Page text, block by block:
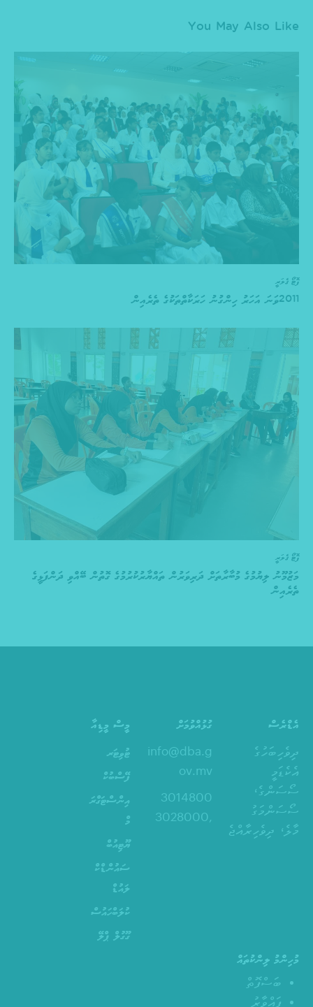
You May Also Like
ފޮޓޯ ގެލަރީ
2011ވަނަ އަހަރު ހިންގުނު ހަރަކާތްތަކުގެ ތެރެއިން
ފޮޓޯ ގެލަރީ
މަޒުމޫނު ލިޔުމުގެ މުބާރާތަށް ދަރިވަރުން ތައްޔާރުކުރުމުގެ ގޮތުން ބޭއްވި ދަންފަޅީގެ
ތެރެއިން
އެޑްރެސް
ދިވެހިބަހުގެ
އެކެޑަމީ
ސޯސަންގެ،
ސޯސަންމަގު
މާލެ، ދިވެހިރާއްޖެ
ގުޅުއްވުމަށް
info@dba.g
ov.mv
3014800
,3028000
މީސް މީޑިއާ
ޓުވިޓަރ
ފޭސްބުކް
އިންސްޓަގްރަ
މް
ޔޫޓިއުބް
ސައުންޑްކް
ލައުޑް
ކުލަބްހައުސް
ގޫގުލް ޕްލޭ
މުހިންމު ލިންކުތައް
ބަސްފޮތް